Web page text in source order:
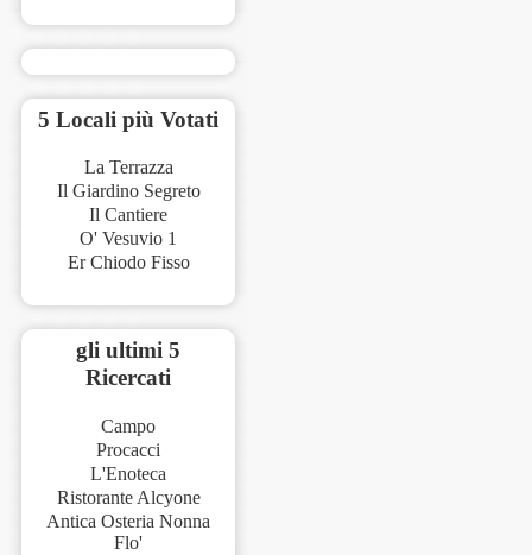
5 Locali più Votati
La Terrazza
Il Giardino Segreto
Il Cantiere
O' Vesuvio 1
Er Chiodo Fisso
gli ultimi 5
Ricercati
Campo
Procacci
L'Enoteca
Ristorante Alcyone
Antica Osteria Nonna
Flo'